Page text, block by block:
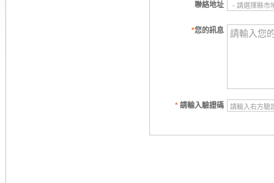
聯絡地址
*您的訊息
* 請輸入驗證碼